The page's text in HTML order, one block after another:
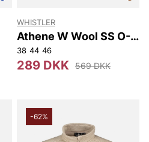
WHISTLER
Athene W Wool SS O-
neck T-shirt
38 44 46
289 DKK 569 DKK
-62%